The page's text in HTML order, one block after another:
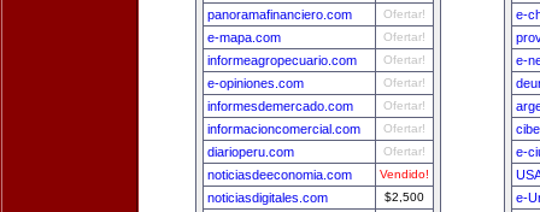
panoramafinanciero.com Ofertar!
e-mapa.com Ofertar!
informeagropecuario.com Ofertar!
e-opiniones.com Ofertar!
informesdemercado.com Ofertar!
informacioncomercial.com Ofertar!
diarioperu.com Ofertar!
noticiasdeeconomia.com Vendido!
noticiasdigitales.com $2,500
e-
e-
e-
e-